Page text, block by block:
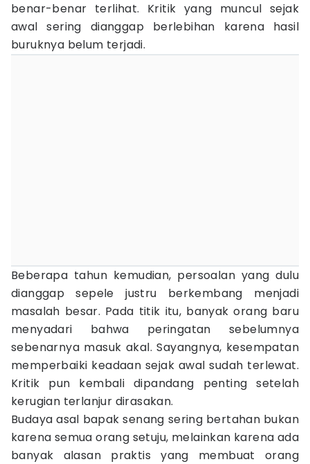
benar-benar terlihat. Kritik yang muncul sejak
awal sering dianggap berlebihan karena hasil
buruknya belum terjadi.
Beberapa tahun kemudian, persoalan yang dulu
dianggap sepele justru berkembang menjadi
masalah besar. Pada titik itu, banyak orang baru
menyadari bahwa peringatan sebelumnya
sebenarnya masuk akal. Sayangnya, kesempatan
memperbaiki keadaan sejak awal sudah terlewat.
Kritik pun kembali dipandang penting setelah
kerugian terlanjur dirasakan.
Budaya asal bapak senang sering bertahan bukan
karena semua orang setuju, melainkan karena ada
banyak alasan praktis yang membuat orang